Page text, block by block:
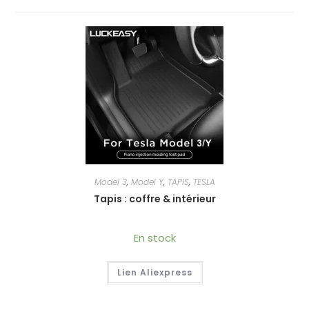
Model 3, Model Y, TAPIS, TESLA
Tapis : coffre & intérieur
En stock
Lien Aliexpress